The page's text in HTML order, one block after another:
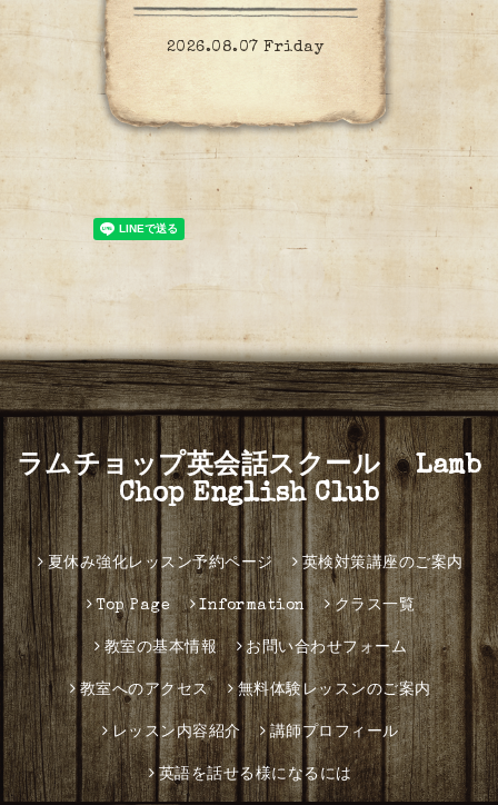
2026.08.07 Friday
ラムチョップ英会話スクール Lamb
Chop English Club
夏休み強化レッスン予約ページ 英検対策講座のご案内
Top Page Information クラス一覧
教室の基本情報 お問い合わせフォーム
教室へのアクセス 無料体験レッスンのご案内
レッスン内容紹介 講師プロフィール
英語を話せる様になるには